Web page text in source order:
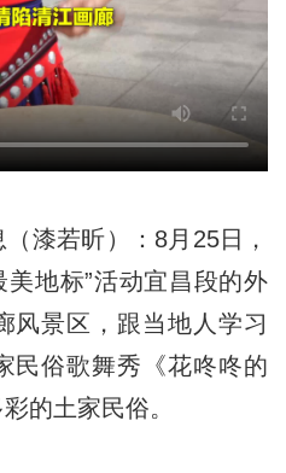
若昕）：8月25日，
美地标”活动宜昌段的外
风景区，跟当地人学习
民俗歌舞秀《花咚咚的
的土家民俗。